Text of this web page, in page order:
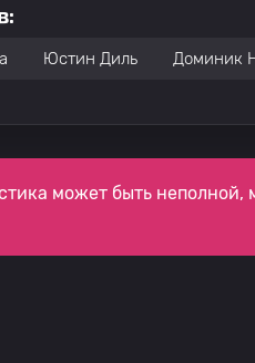
Юстин Диль Доминик
может быть неполной,